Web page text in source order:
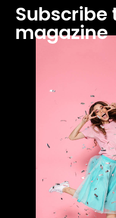
Subscribe
magazine